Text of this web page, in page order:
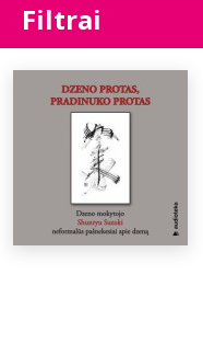
Filtrai